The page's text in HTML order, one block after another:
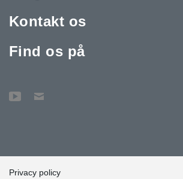
Kontakt os
Find os på
Privacy policy